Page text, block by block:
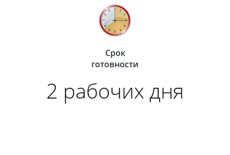
Срок
готовности
2 рабочих дня